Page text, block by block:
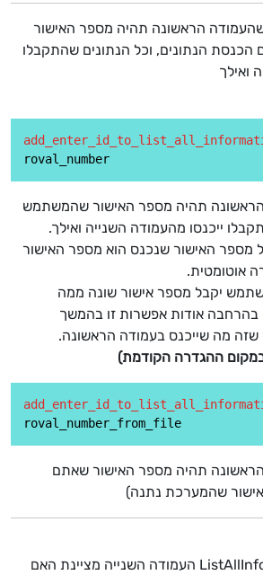
שהעמודה הראשונה תהיה מספר האישור
הנתונים, וכל הנתונים שהתקבלו
ואילך
תהיה מספר האישור שהמשתמש
ייכנסו מהעמודה השנייה ואילך.
מספר האישור שנכנס הוא מספר האישור
אוטומטית.
יקבל מספר אישור שונה ממה
אודות אפשרות זו בהמשך
שזה מה שייכנס בעמודה הראשונה.
ההגדרה הקודמת)
תהיה מספר האישור שאתם
שהמערכת נתנה)
היות ובקובץ ListAllInformation העמודה השנייה מציינת האם